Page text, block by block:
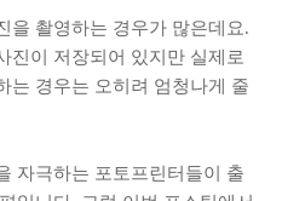
을 촬영하는 경우가 많은데요.
진이 저장되어 있지만 실제로
는 경우는 오히려 엄청나게 줄
자극하는 포토프린터들이 출